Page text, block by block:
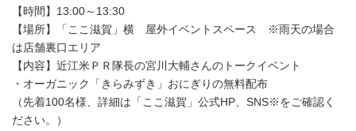
【時間】13:00～13:30
【場所】「ここ滋賀」横 屋外イベントスペース ※雨天の場合
は店舗裏口エリア
【内容】近江米ＰＲ隊長の宮川大輔さんのトークイベント
・オーガニック「きらみずき」おにぎりの無料配布
（先着100名様、詳細は「ここ滋賀」公式HP、SNS※をご確認く
ださい。）